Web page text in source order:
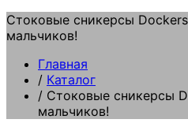
Стоковые сникерсы
мальчиков!
Главная
/ Каталог
/ Стоковые сникерсы
мальчиков!